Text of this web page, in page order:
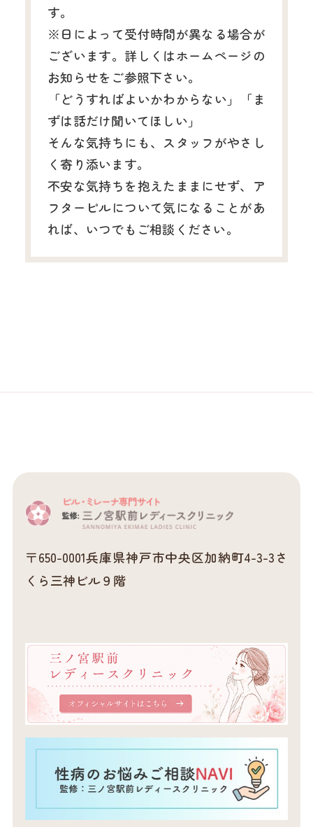
す。
※日によって受付時間が異なる場合が
ございます。詳しくはホームページの
お知らせをご参照下さい。
「どうすればよいかわからない」「ま
ずは話だけ聞いてほしい」
そんな気持ちにも、スタッフがやさし
く寄り添います。
不安な気持ちを抱えたままにせず、ア
フターピルについて気になることがあ
れば、いつでもご相談ください。
〒650-0001兵庫県神戸市中央区加納町4-3-3さ
くら三神ビル９階